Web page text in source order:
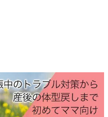
かったんです。翔馬は生後2
、腸が動かない「ヒルシュス
でした。初めて聞く病名だ
この先どうなるのか不安でし